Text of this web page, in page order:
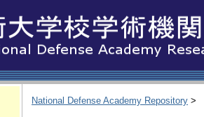
National Defense Academy Repository >